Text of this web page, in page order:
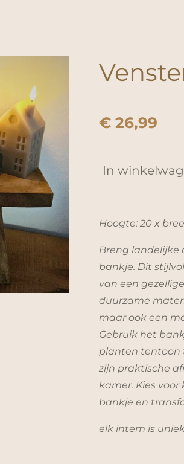
€ 26,99
In
Hoogte: 20 x
Breng landelijke
bankje. Dit
van een
duurzame
maar ook een
Gebruik het
planten tentoon
zijn praktische
kamer. Kies
bankje en
elk intem is